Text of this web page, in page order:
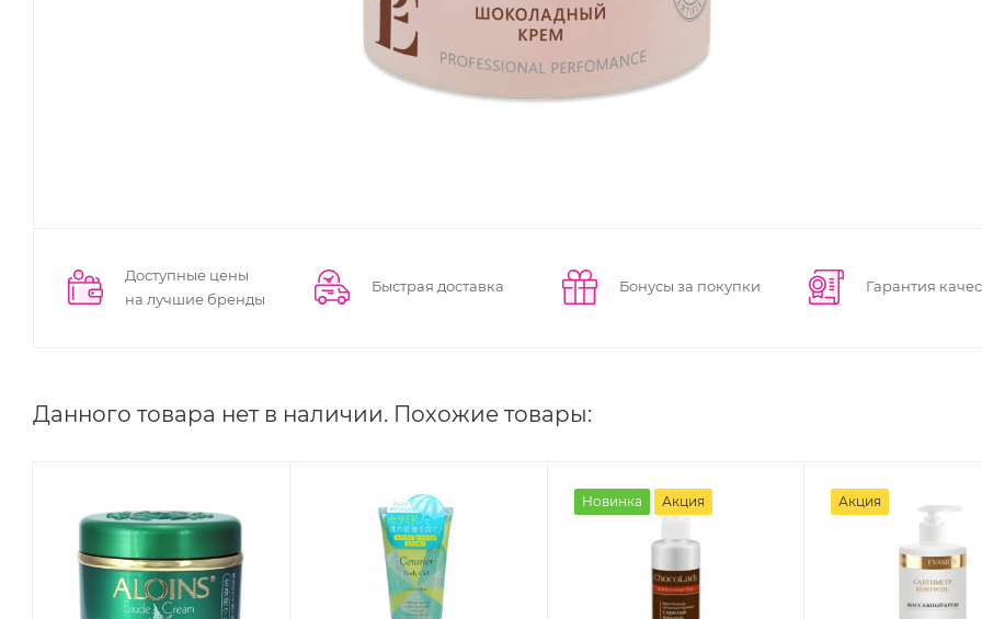
Доступные цены
на лучшие бренды
Быстрая доставка Бонусы за покупки Гарантия
Данного товара нет в наличии. Похожие товары:
Новинка Акция Акция